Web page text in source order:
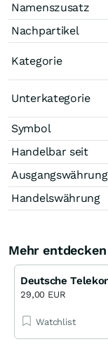
Namenszusatz
Nachpartikel
Kategorie
Unterkategorie
Symbol
Handelbar seit
Ausgangswährung
Handelswährung
Mehr entdecken
Deutsche
29,00 EUR
Watchlist